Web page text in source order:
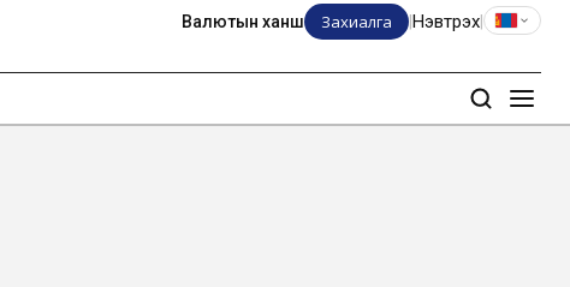
Валютын ханш Захиалга Нэвтрэх